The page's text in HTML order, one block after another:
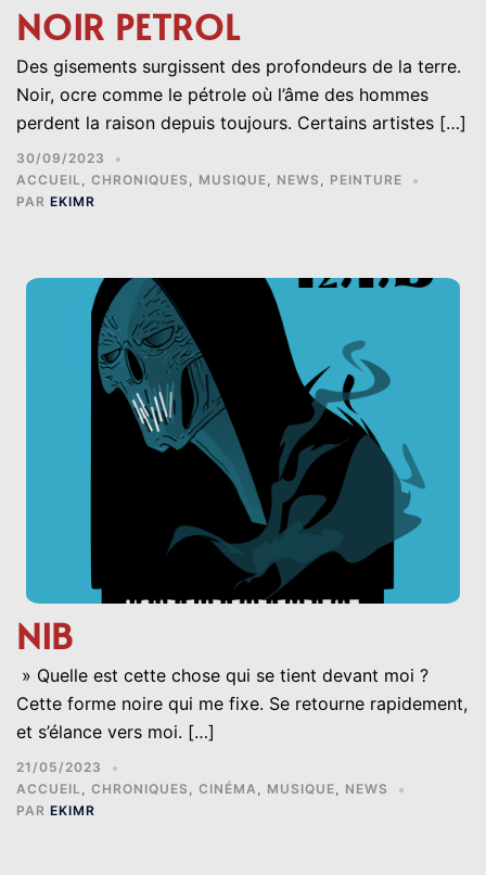
NOIR PETROL
Des gisements surgissent des profondeurs de la terre.
Noir, ocre comme le pétrole où l’âme des hommes
perdent la raison depuis toujours. Certains artistes […]
30/09/2023
ACCUEIL, CHRONIQUES , MUSIQUE, NEWS , PEINTURE
PAR EKIMR
NIB
» Quelle est cette chose qui se tient devant moi ?
Cette forme noire qui me fixe. Se retourne rapidement,
et s’élance vers moi. […]
21/05/2023
ACCUEIL, CHRONIQUES , CINÉMA , MUSIQUE, NEWS
PAR EKIMR